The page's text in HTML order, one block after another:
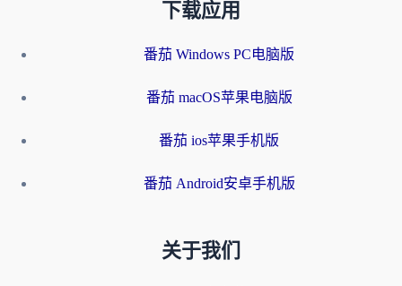
下载应用
番茄 Windows PC电脑版
番茄 macOS苹果电脑版
番茄 ios苹果手机版
番茄 Android安卓手机版
关于我们